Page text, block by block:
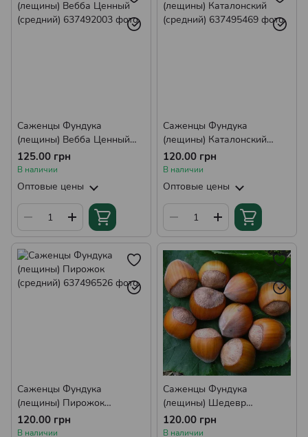
Саженцы Фундука
(лещины) Вебба Ценный
(средний)
125.00 грн
В наличии
Оптовые цены
Саженцы Фундука
(лещины) Каталонский
(средний)
120.00 грн
В наличии
Оптовые цены
Саженцы Фундука
(лещины) Пирожок
(средний)
120.00 грн
В наличии
Саженцы Фундука
(лещины) Шедевр
(средний)
120.00 грн
В наличии